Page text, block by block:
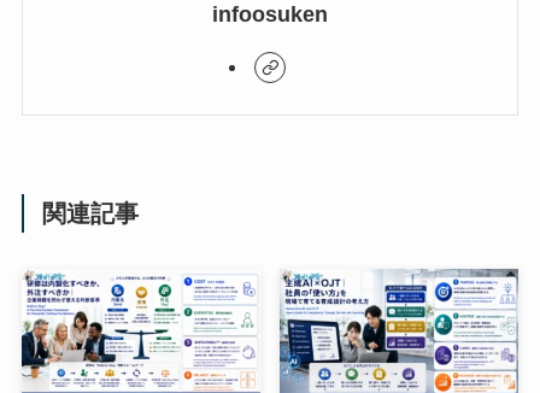
infoosuken
関連記事